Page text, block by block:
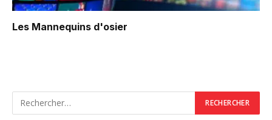
Les Mannequins d'osier